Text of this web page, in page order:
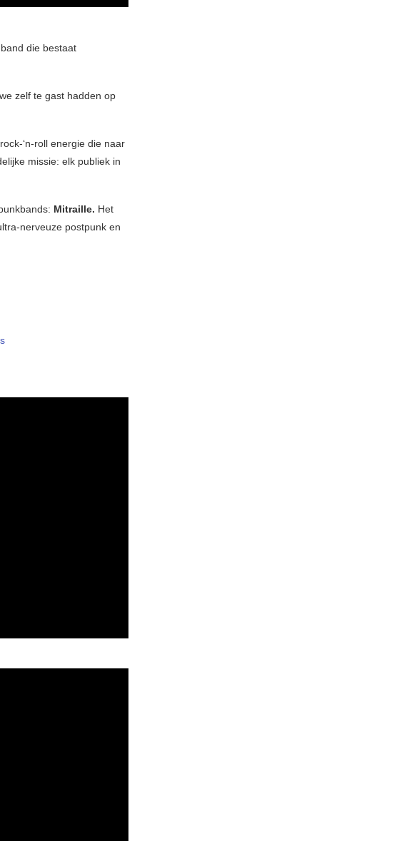
die bestaat
zelf te gast hadden op
‘n-roll energie die naar
missie: elk publiek in
Mitraille. Het
nerveuze postpunk en